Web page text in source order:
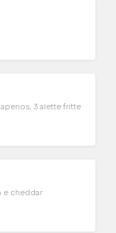
3 alette fritte
e cheddar